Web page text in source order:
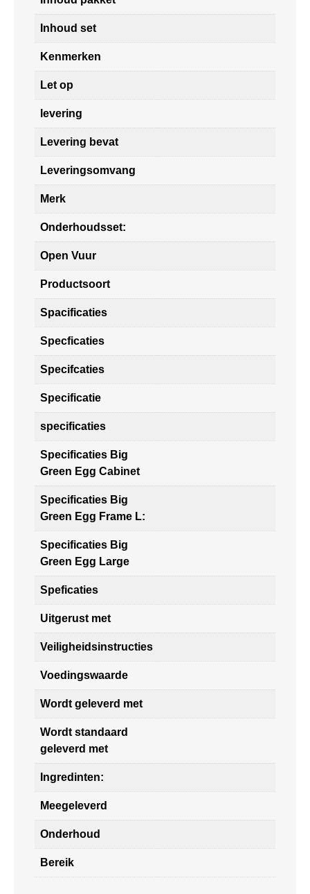
Inhoud set
Kenmerken
Let op
levering
Levering bevat
Leveringsomvang
Merk
Onderhoudsset:
Open Vuur
Productsoort
Spacificaties
Specficaties
Specifcaties
Specificatie
specificaties
Specificaties Big
Green Egg Cabinet
Specificaties Big
Green Egg Frame L:
Specificaties Big
Green Egg Large
Speficaties
Uitgerust met
Veiligheidsinstructies
Voedingswaarde
Wordt geleverd met
Wordt standaard
geleverd met
Ingredinten:
Meegeleverd
Onderhoud
Bereik